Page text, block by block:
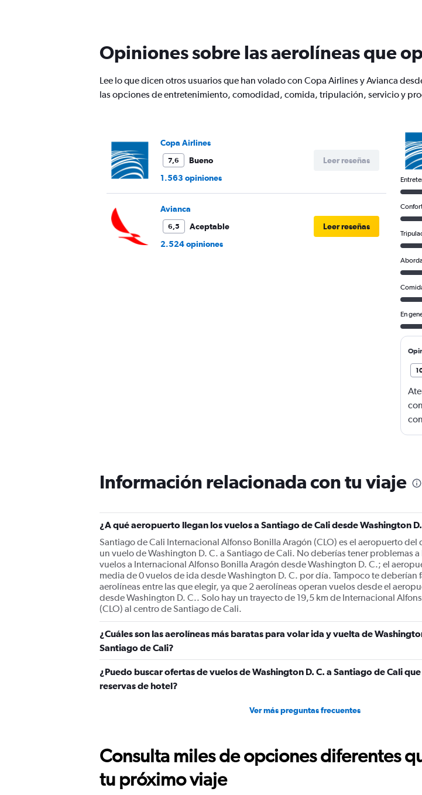
has
1
axis
displaying
to
1500.
has
Y
0
to
Opiniones sobre las aerolíneas que
Lee lo que dicen otros usuarios que han volado con Copa Airlines y Avianca
las opciones de entretenimiento, comodidad, comida, tripulación, servicio y
Copa Airlines
7,6
Bueno
1.563 opiniones
Leer reseñas
Avianca
6,5
Aceptable
2.524 opiniones
Leer reseñas
En
Información relacionada con tu viaje
¿A qué aeropuerto llegan los vuelos a Santiago de Cali desde Washington
Santiago de Cali Internacional Alfonso Bonilla Aragón (CLO) es el aeropuerto del
un vuelo de Washington D. C. a Santiago de Cali. No deberías tener problemas
vuelos a Internacional Alfonso Bonilla Aragón desde Washington D. C.; el
media de 0 vuelos de ida desde Washington D. C. por día. Tampoco te deberían
aerolíneas entre las que elegir, ya que 2 aerolíneas operan vuelos desde el
desde Washington D. C.. Solo hay un trayecto de 19,5 km de Internacional
(CLO) al centro de Santiago de Cali.
¿Cuáles son las aerolíneas más baratas para volar ida y vuelta de
Santiago de Cali?
¿Puedo buscar ofertas de vuelos de Washington D. C. a Santiago de Cali
reservas de hotel?
Ver más preguntas frecuentes
Consulta miles de opciones diferentes
tu próximo viaje